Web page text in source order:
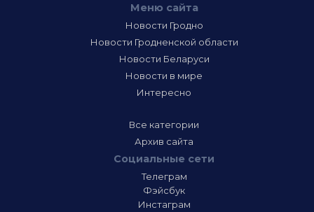
Меню сайта
Новости Гродно
Новости Гродненской области
Новости Беларуси
Новости в мире
Интересно
Все категории
Архив сайта
Социальные сети
Телеграм
Фэйсбук
Инстаграм